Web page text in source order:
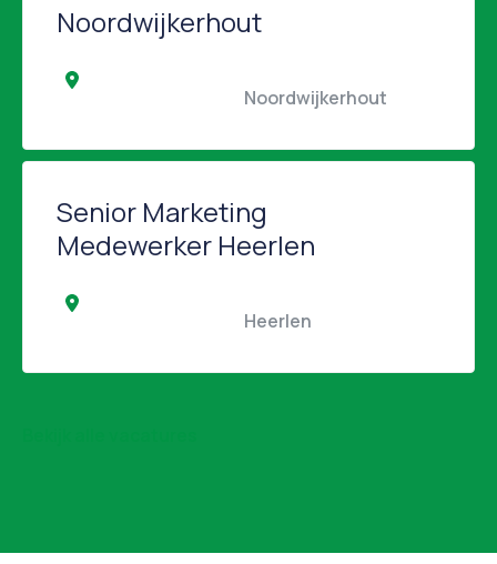
Noordwijkerhout
Senior Marketing
Medewerker Heerlen